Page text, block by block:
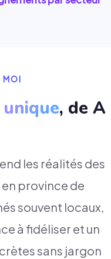
MOI
unique, de A
les réalités des
province de
souvent locaux,
à fidéliser et un
sans jargon